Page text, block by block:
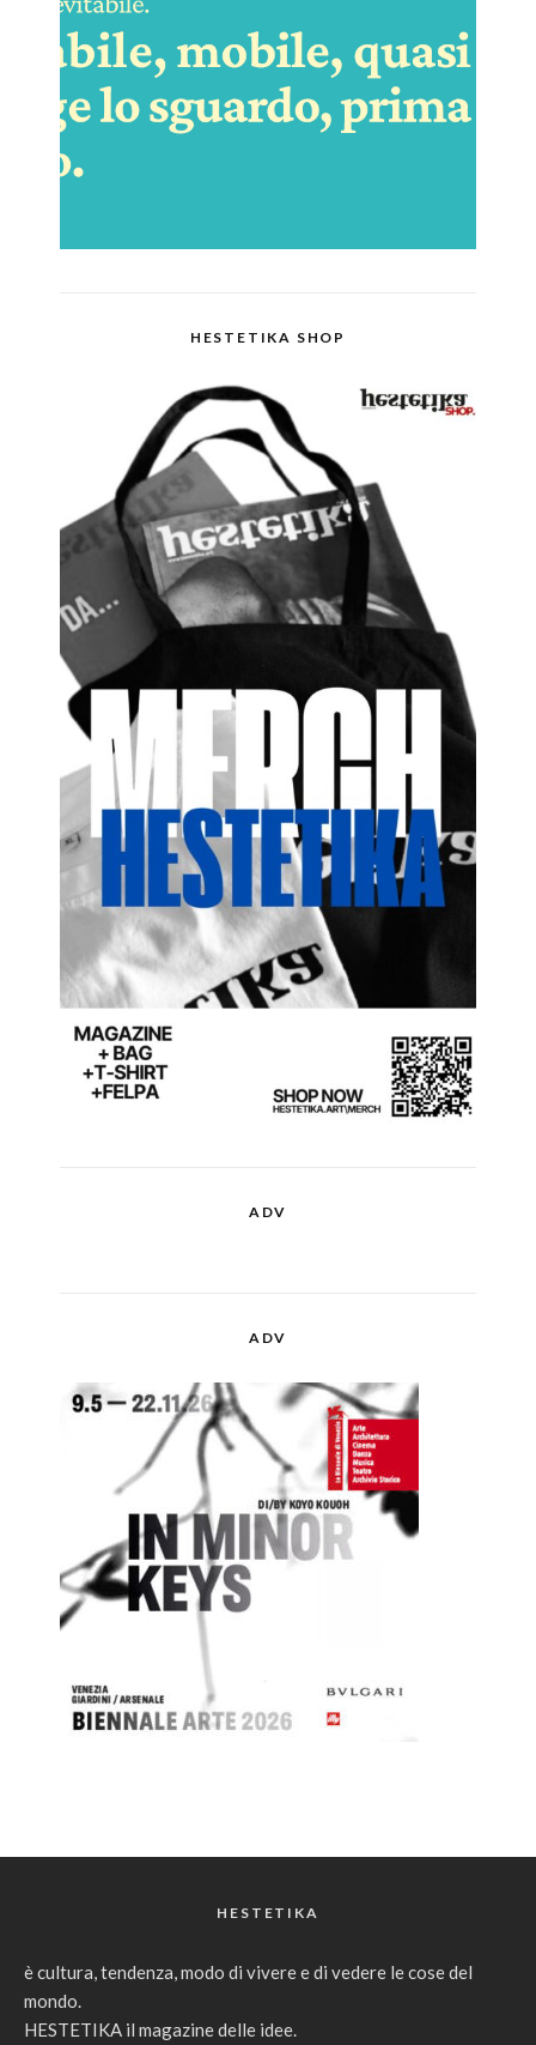
HESTETIKA SHOP
ADV
ADV
HESTETIKA
è cultura, tendenza, modo di vivere e di vedere le cose del
mondo.
HESTETIKA il magazine delle idee.